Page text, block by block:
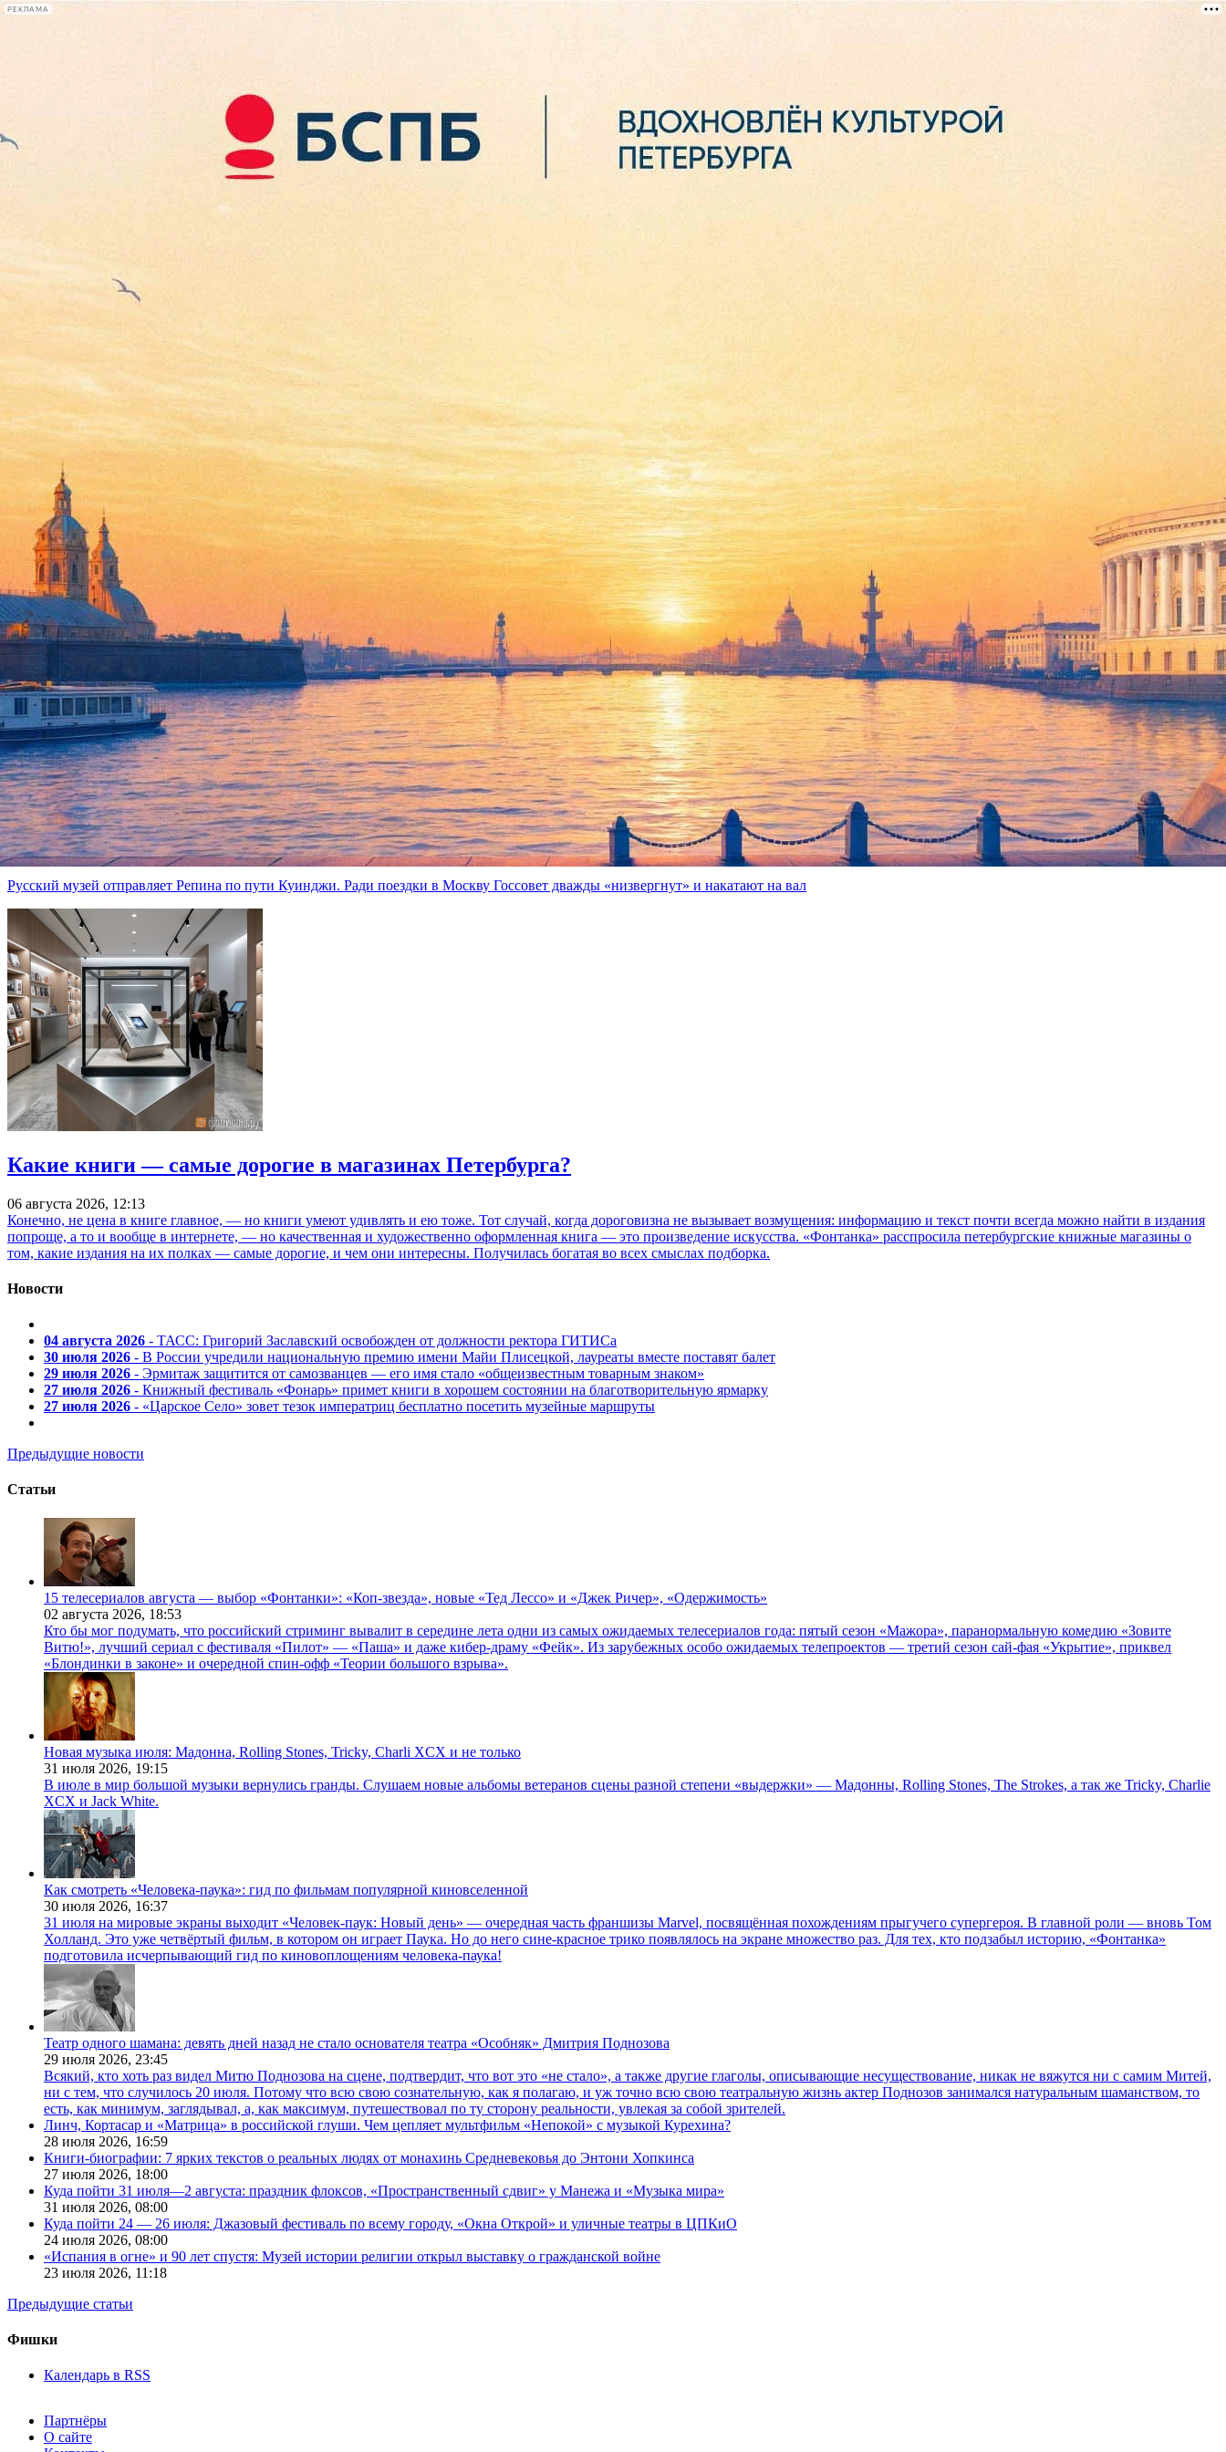
РЕКЛАМА
лекции
книги
Гендиректор Третьяковской галереи получит выговор после кражи Куинджи
11 февраля 2019,
Генеральному директору Третьяковской галереи Зельфире Трегуловой будет объявлен выговор после скандальной кражи картины Архипа Куинджи. Об этом 11 февраля сообщает РБКсо
ссылкой на министерство культуры.
По сведениям журналистов, дисциплинарным взысканиям также подвергнутся и другие сотрудники музея, в их числе главный хранитель, начальники выставочного отдела и отдела музейных
смотрителей. Начальник службы безопасности Третьяковки будет уволен. Инцидент произошёл «в результате раскоординированности действий структурных подразделений музея», цитирует
РБК пресс-службу Минкульта.
Напомним, картину «Ай-Петри. Крым» предприниматель из Феодосии Денис Чуприков похитилпрямо на глазах у посетителей Третьяковской галереи 27 января. Полиция начала искать
пропавшее не сразу — изначально правоохранители шли по следамисчезнувшей из гардероба шубы. Полотно обнаружили на следующий день: подозреваемый был задержан, он спрятал
украденное на стройке в Одинцовском районе. 30 января произведение искусствавернули в Третьяковскую галерею. Кража стала поводом для многочисленных шуток, например, Максим
Леонидов посвятил происшествию романс, где есть слова:«Никасу Сафронову обидно». В Русском музее планируютоткрыть выставку, посвящённую получившей печальную славу картине.
«Фонтанка.ру»
Читайте также:
Случай «вопиющий», но «не из ряда вон»: Что кража Куинджи рассказала о безопасности в российских музеях
Русский музей отправляет Репина по пути Куинджи. Ради поездки в Москву Госсовет дважды «низвергнут» и накатают на вал
Какие книги — самые дорогие в магазинах Петербурга?
06 августа 2026, 12:13
Конечно, не цена в книге главное, — но книги умеют удивлять и ею тоже. Тот случай, когда дороговизна не вызывает возмущения: информацию и текст почти всегда можно найти в издания
попроще, а то и вообще в интернете, — но качественная и художественно оформленная книга — это произведение искусства. «Фонтанка» расспросила петербургские книжные магазины о
том, какие издания на их полках — самые дорогие, и чем они интересны. Получилась богатая во всех смыслах подборка.
Новости
04 августа 2026 - ТАСС: Григорий Заславский освобожден от должности ректора ГИТИСа
30 июля 2026 - В России учредили национальную премию имени Майи Плисецкой, лауреаты вместе поставят балет
29 июля 2026 - Эрмитаж защитится от самозванцев — его имя стало «общеизвестным товарным знаком»
27 июля 2026 - Книжный фестиваль «Фонарь» примет книги в хорошем состоянии на благотворительную ярмарку
27 июля 2026 - «Царское Село» зовет тезок императриц бесплатно посетить музейные маршруты
Предыдущие новости
Статьи
15 телесериалов августа — выбор «Фонтанки»: «Коп-звезда», новые «Тед Лессо» и «Джек Ричер», «Одержимость»
02 августа 2026, 18:53
Кто бы мог подумать, что российский стриминг вывалит в середине лета одни из самых ожидаемых телесериалов года: пятый сезон «Мажора», паранормальную комедию «Зовите
Витю!», лучший сериал с фестиваля «Пилот» — «Паша» и даже кибер-драму «Фейк». Из зарубежных особо ожидаемых телепроектов — третий сезон сай-фая «Укрытие», приквел
«Блондинки в законе» и очередной спин-офф «Теории большого взрыва».
Новая музыка июля: Мадонна, Rolling Stones, Tricky, Charli XCX и не только
31 июля 2026, 19:15
В июле в мир большой музыки вернулись гранды. Слушаем новые альбомы ветеранов сцены разной степени «выдержки» — Мадонны, Rolling Stones, The Strokes, а так же Tricky, Charlie
XCX и Jack White.
Как смотреть «Человека-паука»: гид по фильмам популярной киновселенной
30 июля 2026, 16:37
31 июля на мировые экраны выходит «Человек-паук: Новый день» — очередная часть франшизы Marvel, посвящённая похождениям прыгучего супергероя. В главной роли — вновь Том
Холланд. Это уже четвёртый фильм, в котором он играет Паука. Но до него сине-красное трико появлялось на экране множество раз. Для тех, кто подзабыл историю, «Фонтанка»
подготовила исчерпывающий гид по киновоплощениям человека-паука!
Театр одного шамана: девять дней назад не стало основателя театра «Особняк» Дмитрия Поднозова
29 июля 2026, 23:45
Всякий, кто хоть раз видел Митю Поднозова на сцене, подтвердит, что вот это «не стало», а также другие глаголы, описывающие несуществование, никак не вяжутся ни с самим Митей,
ни с тем, что случилось 20 июля. Потому что всю свою сознательную, как я полагаю, и уж точно всю свою театральную жизнь актер Поднозов занимался натуральным шаманством, то
есть, как минимум, заглядывал, а, как максимум, путешествовал по ту сторону реальности, увлекая за собой зрителей.
Линч, Кортасар и «Матрица» в российской глуши. Чем цепляет мультфильм «Непокой» с музыкой Курехина?
28 июля 2026, 16:59
Книги-биографии: 7 ярких текстов о реальных людях от монахинь Средневековья до Энтони Хопкинса
27 июля 2026, 18:00
Куда пойти 31 июля—2 августа: праздник флоксов, «Пространственный сдвиг» у Манежа и «Музыка мира»
31 июля 2026, 08:00
Куда пойти 24 — 26 июля: Джазовый фестиваль по всему городу, «Окна Открой» и уличные театры в ЦПКиО
24 июля 2026, 08:00
«Испания в огне» и 90 лет спустя: Музей истории религии открыл выставку о гражданской войне
23 июля 2026, 11:18
Предыдущие статьи
Фишки
Календарь в RSS
Партнёры
О сайте